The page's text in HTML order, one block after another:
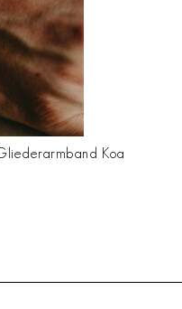
Koa